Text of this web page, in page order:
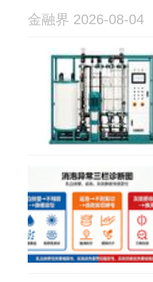
金融界 2026-08-04